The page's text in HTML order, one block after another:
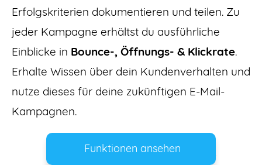
Erfolgskriterien dokumentieren und teilen. Zu
jeder Kampagne erhältst du ausführliche
Einblicke in Bounce-, Öffnungs- & Klickrate.
Erhalte Wissen über dein Kundenverhalten und
nutze dieses für deine zukünftigen E-Mail-
Kampagnen.
Funktionen ansehen